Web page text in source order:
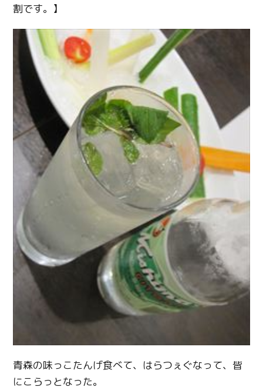
割です。】
青森の味っこたんげ食べて、はらつぇぐなって、皆
にこらっとなった。